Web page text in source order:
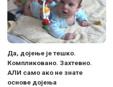
Да, дојење је тешко.
Компликовано. Захтевно.
АЛИ само ако не знате
основе дојења